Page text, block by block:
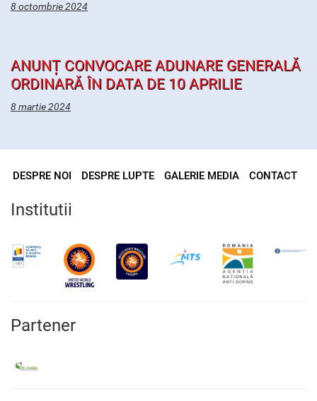
8 octombrie 2024
ANUNȚ CONVOCARE ADUNARE GENERALĂ
ORDINARĂ ÎN DATA DE 10 APRILIE
8 martie 2024
DESPRE NOI DESPRE LUPTE GALERIE MEDIA CONTACT
Institutii
Partener